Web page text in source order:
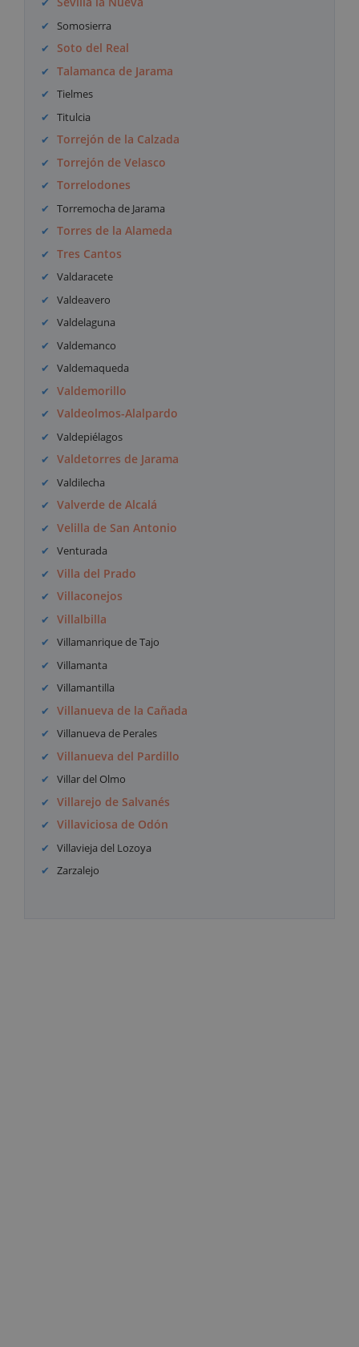
Somosierra
Soto del Real
Talamanca de Jarama
Tielmes
Titulcia
Torrejón de la Calzada
Torrejón de Velasco
Torrelodones
Torremocha de Jarama
Torres de la Alameda
Tres Cantos
Valdaracete
Valdeavero
Valdelaguna
Valdemanco
Valdemaqueda
Valdemorillo
Valdeolmos-Alalpardo
Valdepiélagos
Valdetorres de Jarama
Valdilecha
Valverde de Alcalá
Velilla de San Antonio
Venturada
Villa del Prado
Villaconejos
Villalbilla
Villamanrique de Tajo
Villamanta
Villamantilla
Villanueva de la Cañada
Villanueva de Perales
Villanueva del Pardillo
Villar del Olmo
Villarejo de Salvanés
Villaviciosa de Odón
Villavieja del Lozoya
Zarzalejo